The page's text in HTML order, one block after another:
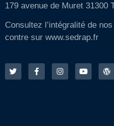
179 avenue de Muret 31300
Consultez l’intégralité de
contre sur www.sedrap.fr